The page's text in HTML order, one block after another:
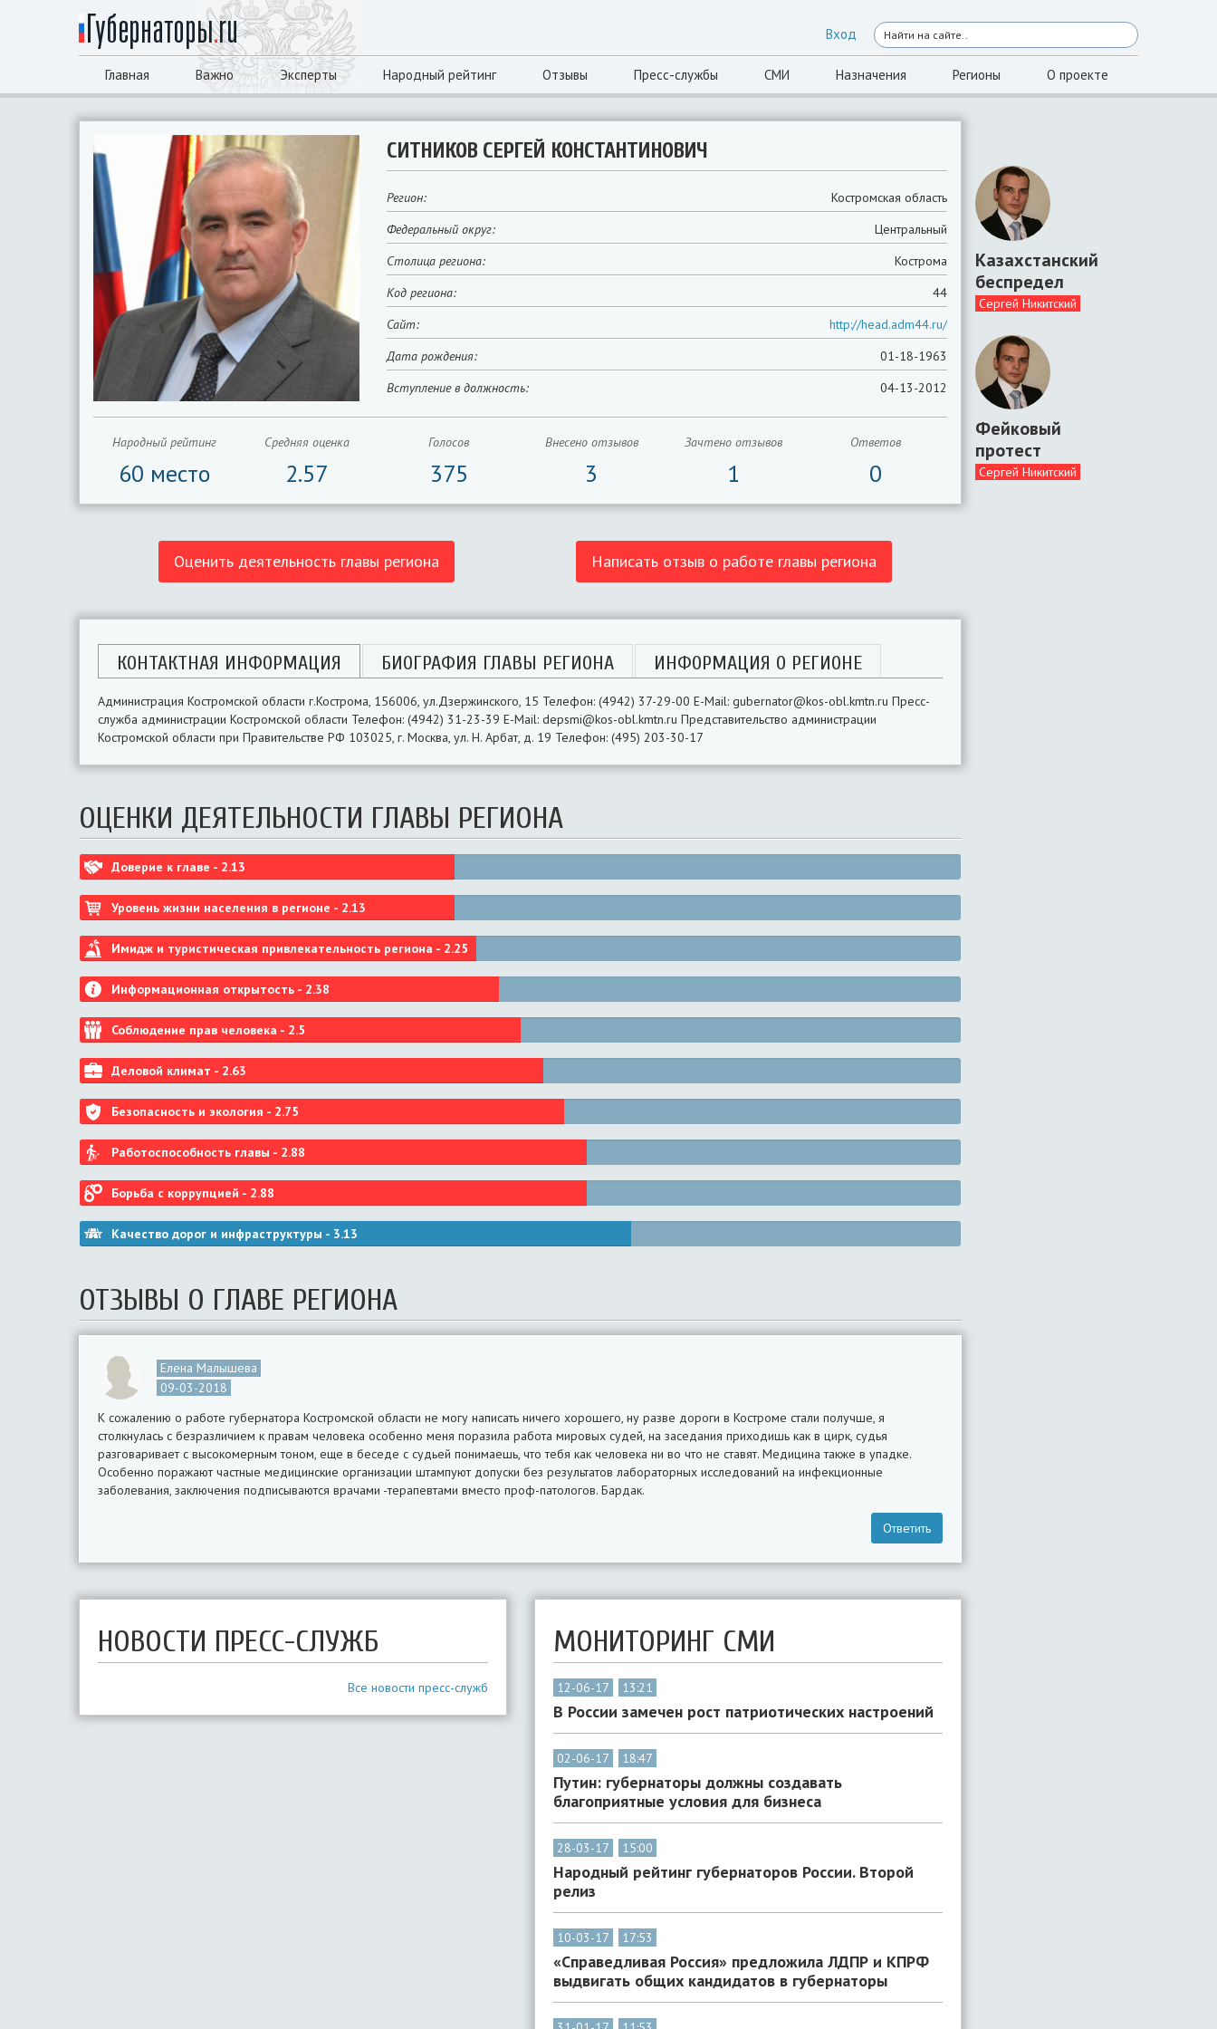
Вход
Главная Важно Эксперты Народный рейтинг Отзывы Пресс-службы СМИ Назначения Регионы О проекте
СИТНИКОВ СЕРГЕЙ КОНСТАНТИНОВИЧ
Регион:
Костромская область
Федеральный округ:
Центральный
Столица региона:
Кострома
Код региона:
44
Сайт:
http://head.adm44.ru/
Дата рождения:
01-18-1963
Вступление в должность:
04-13-2012
Народный рейтинг
60 место
Средняя оценка
2.57
Голосов
375
Внесено отзывов
3
Зачтено отзывов
1
Ответов
0
Оценить деятельность главы региона Написать отзыв о работе главы региона
КОНТАКТНАЯ ИНФОРМАЦИЯ БИОГРАФИЯ ГЛАВЫ РЕГИОНА ИНФОРМАЦИЯ О РЕГИОНЕ
Администрация Костромской области г.Кострома, 156006, ул.Дзержинского, 15 Телефон: (4942) 37-29-00 E-Mail: gubernator@kos-obl.kmtn.ru Пресс-
служба администрации Костромской области Телефон: (4942) 31-23-39 E-Mail: depsmi@kos-obl.kmtn.ru Представительство администрации
Костромской области при Правительстве РФ 103025, г. Москва, ул. Н. Арбат, д. 19 Телефон: (495) 203-30-17
ОЦЕНКИ ДЕЯТЕЛЬНОСТИ ГЛАВЫ РЕГИОНА
Доверие к главе - 2.13
Уровень жизни населения в регионе - 2.13
Имидж и туристическая привлекательность региона - 2.25
Информационная открытость - 2.38
Соблюдение прав человека - 2.5
Деловой климат - 2.63
Безопасность и экология - 2.75
Работоспособность главы - 2.88
Борьба с коррупцией - 2.88
Качество дорог и инфраструктуры - 3.13
ОТЗЫВЫ О ГЛАВЕ РЕГИОНА
Елена Малышева
09-03-2018
К сожалению о работе губернатора Костромской области не могу написать ничего хорошего, ну разве дороги в Костроме стали получше, я
столкнулась с безразличием к правам человека особенно меня поразила работа мировых судей, на заседания приходишь как в цирк, судья
разговаривает с высокомерным тоном, еще в беседе с судьей понимаешь, что тебя как человека ни во что не ставят. Медицина также в упадке.
Особенно поражают частные медицинские организации штампуют допуски без результатов лабораторных исследований на инфекционные
заболевания, заключения подписываются врачами -терапевтами вместо проф-патологов. Бардак.
Ответить
НОВОСТИ ПРЕСС-СЛУЖБ
Все новости пресс-служб
МОНИТОРИНГ СМИ
12-06-17 13:21
В России замечен рост патриотических настроений
02-06-17 18:47
Путин: губернаторы должны создавать
благоприятные условия для бизнеса
28-03-17 15:00
Народный рейтинг губернаторов России. Второй
релиз
10-03-17 17:53
«Справедливая Россия» предложила ЛДПР и КПРФ
выдвигать общих кандидатов в губернаторы
Казахстанский
беспредел
Сергей Никитский
Фейковый
протест
Сергей Никитский